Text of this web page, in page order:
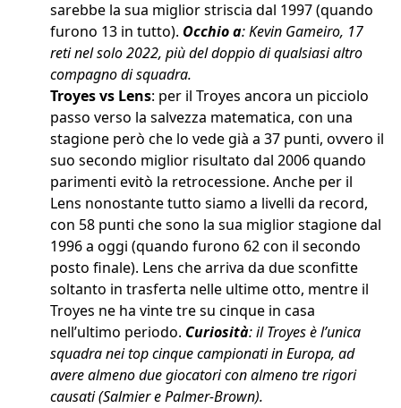
sarebbe la sua miglior striscia dal 1997 (quando
furono 13 in tutto). Occhio a: Kevin Gameiro, 17
reti nel solo 2022, più del doppio di qualsiasi altro
compagno di squadra.
Troyes vs Lens: per il Troyes ancora un picciolo
passo verso la salvezza matematica, con una
stagione però che lo vede già a 37 punti, ovvero il
suo secondo miglior risultato dal 2006 quando
parimenti evitò la retrocessione. Anche per il
Lens nonostante tutto siamo a livelli da record,
con 58 punti che sono la sua miglior stagione dal
1996 a oggi (quando furono 62 con il secondo
posto finale). Lens che arriva da due sconfitte
soltanto in trasferta nelle ultime otto, mentre il
Troyes ne ha vinte tre su cinque in casa
nell’ultimo periodo. Curiosità: il Troyes è l’unica
squadra nei top cinque campionati in Europa, ad
avere almeno due giocatori con almeno tre rigori
causati (Salmier e Palmer-Brown).